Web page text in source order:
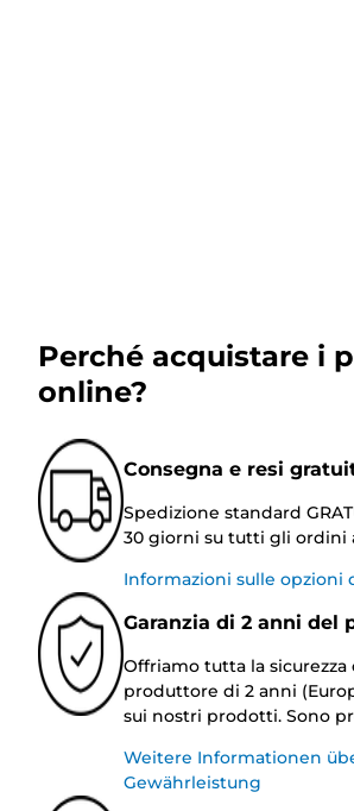
Perché acquistare i
online?
Consegna e resi
Spedizione standard
30 giorni su tutti gli ordini
Informazioni sulle opzioni
Garanzia di 2 anni del
Offriamo tutta la sicurezza
produttore di 2 anni
sui nostri prodotti. Sono
Weitere Informationen
Gewährleistung